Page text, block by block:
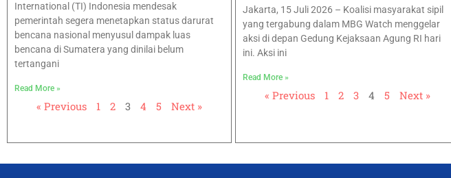
International (TI) Indonesia mendesak
pemerintah segera menetapkan status darurat
bencana nasional menyusul dampak luas
bencana di Sumatera yang dinilai belum
tertangani
Read More »
« Previous 1 2 3 4 5 Next »
Jakarta, 15 Juli 2026 – Koalisi masyarakat sipil
yang tergabung dalam MBG Watch menggelar
aksi di depan Gedung Kejaksaan Agung RI hari
ini. Aksi ini
Read More »
« Previous 1 2 3 4 5 Next »